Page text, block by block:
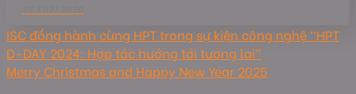
ISC đồng hành cùng HPT trong sự kiện công nghệ “HPT
D-DAY 2024: Hợp tác hướng tới tương lai”
Merry Christmas and Happy New Year 2025